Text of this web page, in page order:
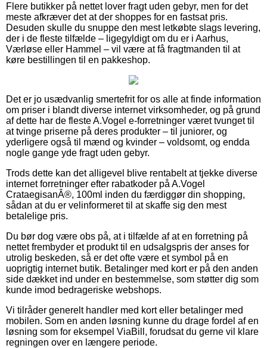
Flere butikker på nettet lover fragt uden gebyr, men for det
meste afkræver det at der shoppes for en fastsat pris.
Desuden skulle du snuppe den mest letkøbte slags levering,
der i de fleste tilfælde – ligegyldigt om du er i Aarhus,
Værløse eller Hammel – vil være at få fragtmanden til at
køre bestillingen til en pakkeshop.
Det er jo usædvanlig smertefrit for os alle at finde information
om priser i blandt diverse internet virksomheder, og på grund
af dette har de fleste A.Vogel e-forretninger været tvunget til
at tvinge priserne på deres produkter – til juniorer, og
yderligere også til mænd og kvinder – voldsomt, og endda
nogle gange yde fragt uden gebyr.
Trods dette kan det alligevel blive rentabelt at tjekke diverse
internet forretninger efter rabatkoder på A.Vogel
CrataegisanÂ®, 100ml inden du færdiggør din shopping,
sådan at du er velinformeret til at skaffe sig den mest
betalelige pris.
Du bør dog være obs på, at i tilfælde af at en forretning på
nettet frembyder et produkt til en udsalgspris der anses for
utrolig beskeden, så er det ofte være et symbol på en
uoprigtig internet butik. Betalinger med kort er på den anden
side dækket ind under en bestemmelse, som støtter dig som
kunde imod bedrageriske webshops.
Vi tilråder generelt handler med kort eller betalinger med
mobilen. Som en anden løsning kunne du drage fordel af en
løsning som for eksempel ViaBill, forudsat du gerne vil klare
regningen over en længere periode.